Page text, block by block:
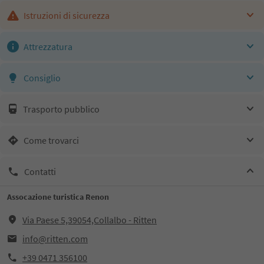
Istruzioni di sicurezza
Attrezzatura
Consiglio
Trasporto pubblico
Come trovarci
Contatti
Assocazione turistica Renon
Via Paese 5,39054,Collalbo - Ritten
info@ritten.com
+39 0471 356100